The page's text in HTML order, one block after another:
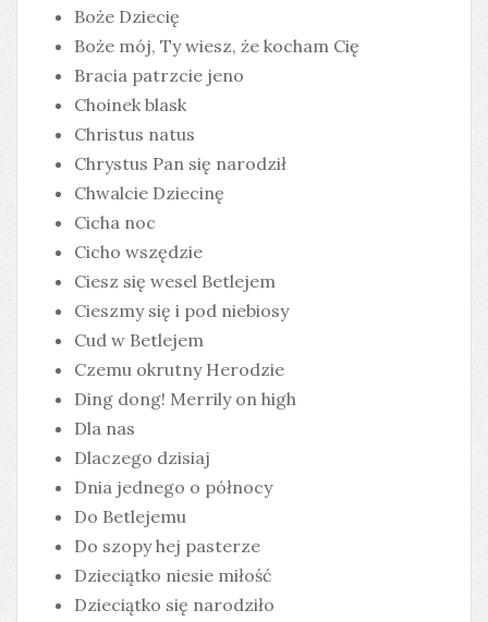
Boże Dziecię
Boże mój, Ty wiesz, że kocham Cię
Bracia patrzcie jeno
Choinek blask
Christus natus
Chrystus Pan się narodził
Chwalcie Dziecinę
Cicha noc
Cicho wszędzie
Ciesz się wesel Betlejem
Cieszmy się i pod niebiosy
Cud w Betlejem
Czemu okrutny Herodzie
Ding dong! Merrily on high
Dla nas
Dlaczego dzisiaj
Dnia jednego o północy
Do Betlejemu
Do szopy hej pasterze
Dzieciątko niesie miłość
Dzieciątko się narodziło